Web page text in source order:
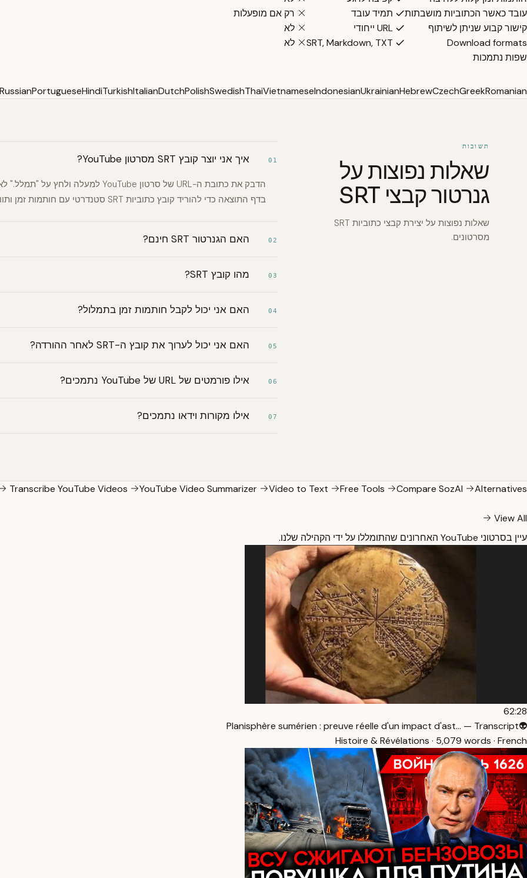
עובד כאשר הכתוביות מושבתות
תמיד עובד
רק אם מופעלות
קישור קבוע שניתן לשיתוף
לא
Download formats
לא
שפות נתמכות
RussianPortugueseHindiTurkishItalianDutchPolishSwedishThaiVietnameseIndonesianUkrainianHebrewCzechGreekRomanian
תשובות
שאלות נפוצות על
גנרטור קבצי SRT
שאלות נפוצות על יצירת קבצי כתוביות SRT
מסרטונים.
01 איך אני יוצר קובץ SRT מסרטון YouTube?
בדף התוצאה כדי להוריד קובץ כתוביות SRT סטנדרטי עם חותמות זמן ותוויות דוברים.
02 האם הגנרטור SRT חינם?
03 מהו קובץ SRT?
04 האם אני יכול לקבל חותמות זמן בתמלול?
05 האם אני יכול לערוך את קובץ ה-SRT לאחר ההורדה?
06 אילו פורמטים של URL של YouTube נתמכים?
07 אילו מקורות וידאו נתמכים?
Transcribe YouTube Videos YouTube Video Summarizer Video to Text Free Tools Compare SozAI
Alternatives
View All
עיין בסרטוני YouTube האחרונים שהתומללו על ידי הקהילה שלנו.
62:28
👽Planisphère sumérien : preuve réelle d'un impact d'ast… — Transcript
Histoire & Révélations · 5,079 words · French